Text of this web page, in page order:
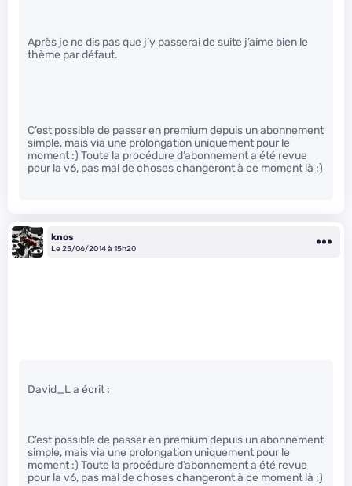
Après je ne dis pas que j’y passerai de suite j’aime bien le
thème par défaut.
C’est possible de passer en premium depuis un abonnement
simple, mais via une prolongation uniquement pour le
moment :) Toute la procédure d’abonnement a été revue
pour la v6, pas mal de choses changeront à ce moment là ;)
knos
Le 25/06/2014 à 15h20
David_L a écrit :
C’est possible de passer en premium depuis un abonnement
simple, mais via une prolongation uniquement pour le
moment :) Toute la procédure d’abonnement a été revue
pour la v6, pas mal de choses changeront à ce moment là ;)